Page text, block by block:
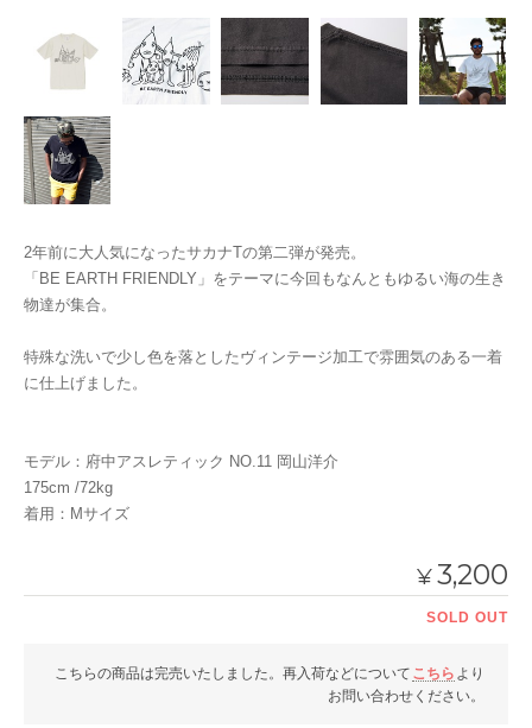
2年前に大人気になったサカナTの第二弾が発売。
「BE EARTH FRIENDLY」をテーマに今回もなんともゆるい海の生き
物達が集合。
特殊な洗いで少し色を落としたヴィンテージ加工で雰囲気のある一着
に仕上げました。
モデル：府中アスレティック NO.11 岡山洋介
175cm /72kg
着用：Mサイズ
¥3,200
SOLD OUT
こちらの商品は完売いたしました。再入荷などについて こちら より
お問い合わせください。